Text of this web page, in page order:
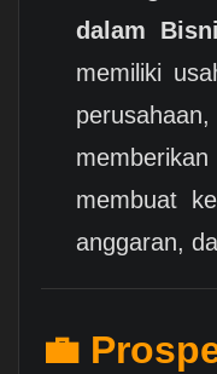
dalam
memiliki
membuat
anggaran,
💼